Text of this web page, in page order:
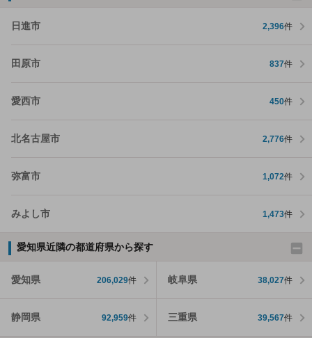
日進市 2,396件
田原市 837件
愛西市 450件
北名古屋市 2,776件
弥富市 1,072件
みよし市 1,473件
愛知県近隣の都道府県から探す
愛知県 206,029件 岐阜県 38,027件
静岡県 92,959件 三重県 39,567件